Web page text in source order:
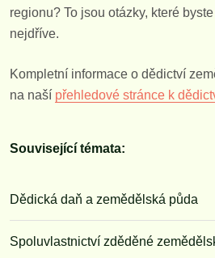
regionu? To jsou otázky, které
nejdříve.
Kompletní informace o dědictví
na naší přehledové stránce k
Související témata:
Dědická daň a zemědělská půda
Spoluvlastnictví zděděné